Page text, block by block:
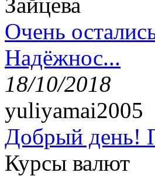
Очень
Надёжнос...
18/10/2018
yuliyamai2005
Добрый день!
Курсы валют